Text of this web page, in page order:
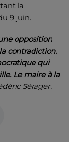
la
9 juin.
opposition
contradiction.
qui
Le maire à la
Sérager.